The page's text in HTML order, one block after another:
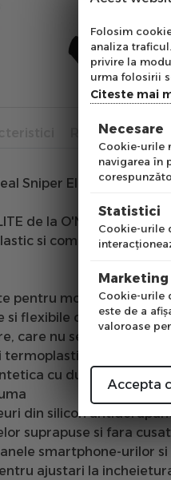
Recenzii
Sniper Elite - S/8,
de la O'NEAL prezinta
si compatibilitate
pentru mountain bike
si flexibile cu panouri
care nu se decoloreaza
termoplastice si elastice
cu dubla
din silicon
suprapuse si fara
smartphone-urilor
ajustari la
Folosim
analiza
privire la
urma folosirii
Citeste mai
Necesare
Cookie-urile
navigarea în
Statistici
Cookie-urile
Marketing
Cookie-urile
este de a
valoroase
Accepta